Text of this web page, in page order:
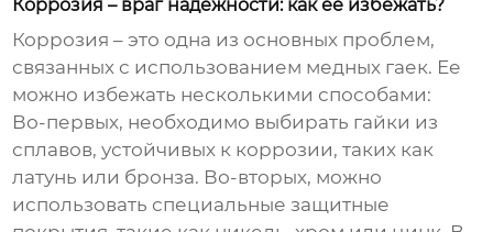
Коррозия – враг надежности: как ее избежать?
Коррозия – это одна из основных проблем,
связанных с использованием медных гаек. Ее
можно избежать несколькими способами:
Во-первых, необходимо выбирать гайки из
сплавов, устойчивых к коррозии, таких как
латунь или бронза. Во-вторых, можно
использовать специальные защитные